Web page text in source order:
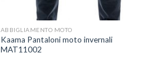
ABBIGLIAMENTO MOTO
Kaama Pantaloni moto invernali
MAT11002